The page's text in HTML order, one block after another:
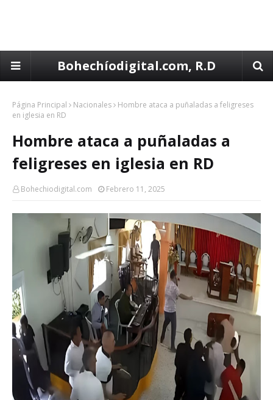
Bohechíodigital.com, R.D
Página Principal Nacionales
Hombre ataca a puñaladas a feligreses
en iglesia en RD
Hombre ataca a puñaladas a
feligreses en iglesia en RD
Bohechiodigital.com Febrero 11, 2025